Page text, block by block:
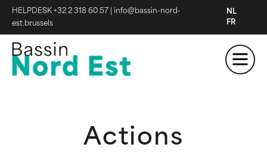
HELPDESK +32 2 318 60 57
info@bassin-nord-
est.brussels
NL
FR
Actions